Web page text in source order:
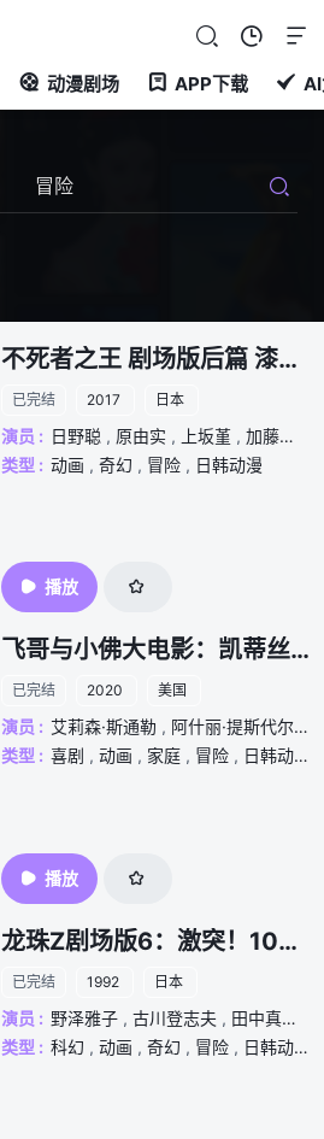
动漫剧场 APP下载
不死者之王 剧场版后篇 漆黑的英雄
已完结 2017 日本
演员 : 日野聪 , 原由实 , 上坂堇 , 加藤英美里
类型 : 动画 , 奇幻 , 冒险 , 日韩动漫
播放
飞哥与小佛大电影：凯蒂丝对抗全宇宙
已完结 2020 美国
演员 : 艾莉森·斯通勒 , 阿什丽·提斯代尔 ,
类型 : 喜剧 , 动画 , 家庭 , 冒险 , 日韩动漫
播放
龙珠Z剧场版6：激突！100亿能量的战士们
已完结 1992 日本
演员 : 野泽雅子 , 古川登志夫 , 田中真弓
类型 : 科幻 , 动画 , 奇幻 , 冒险 , 日韩动漫